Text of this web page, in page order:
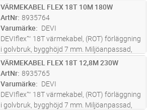
metermärkt värmekabel för förläggning i
golvbruk under t.ex. klinker, plastmatta, trä
eller laminatgolv, vid nyby
ST Lägg i kundvagn
VÄRMEKABEL FLEX 18T 10M 180W
ArtNr 8935764
Varumärke
DEVI
DEVIflex™ 18T värmekabel, (ROT) förläggning
i golvbruk, bygghöjd 7 mm. Miljöanpassad,
metermärkt värmekabel för förläggning i
golvbruk under t.ex. klinker, plastmatta, trä
eller laminatgolv, vid nyby
ST Lägg i kundvagn
VÄRMEKABEL FLEX 18T 12,8M 230W
ArtNr 8935765
Varumärke
DEVI
DEVIflex™ 18T värmekabel, (ROT) förläggning
i golvbruk, bygghöjd 7 mm. Miljöanpassad,